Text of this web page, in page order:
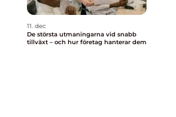
11. dec
De största utmaningarna vid snabb
tillväxt – och hur företag hanterar dem